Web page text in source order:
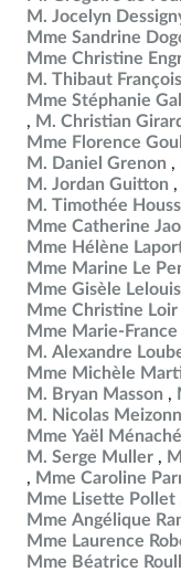
M. Jocelyn
Mme Sandrine
Mme Christine
M. Thibaut François
Mme Stéphanie
M. Christian Girard
Mme Florence
M. Daniel Grenon
M. Jordan Guitton
M. Timothée
Mme Catherine
Mme Hélène
Mme Marine Le
Mme Gisèle Lelouis
Mme Christine Loir
Mme Marie-
M. Alexandre
Mme Michèle
M. Bryan Masson
M. Nicolas
Mme Yaël Ménaché
M. Serge Muller
Mme Caroline
Mme Lisette Pollet
Mme Angélique
Mme Laurence
Mme Béatrice